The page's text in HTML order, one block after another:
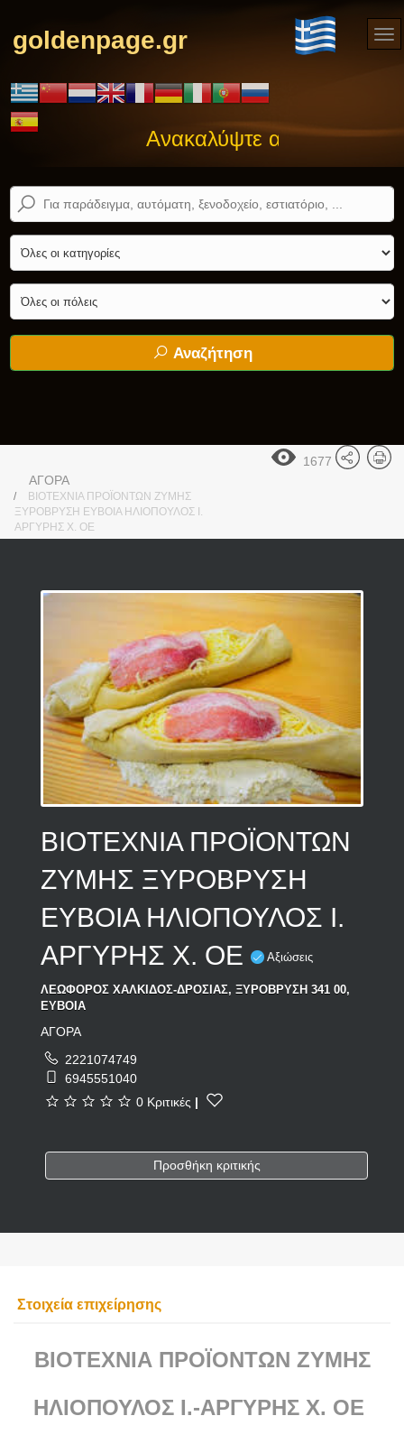
goldenpage.gr
Ανακαλύψτε αυτό που
Αναζήτηση
1677
ΑΓΟΡΑ
ΒΙΟΤΕΧΝΙΑ ΠΡΟΪΟΝΤΩΝ ΖΥΜΗΣ
ΞΥΡΟΒΡΥΣΗ ΕΥΒΟΙΑ ΗΛΙΟΠΟΥΛΟΣ Ι.
ΑΡΓΥΡΗΣ Χ. ΟΕ
ΒΙΟΤΕΧΝΙΑ ΠΡΟΪΟΝΤΩΝ
ΖΥΜΗΣ ΞΥΡΟΒΡΥΣΗ
ΕΥΒΟΙΑ ΗΛΙΟΠΟΥΛΟΣ Ι.
ΑΡΓΥΡΗΣ Χ. ΟΕ
Αξιώσεις
ΛΕΩΦΟΡΟΣ ΧΑΛΚΙΔΟΣ-ΔΡΟΣΙΑΣ, ΞΥΡΟΒΡΥΣΗ 341 00,
ΕΥΒΟΙΑ
ΑΓΟΡΑ
2221074749
6945551040
0 Κριτικές |
Προσθήκη κριτικής
Στοιχεία επιχείρησης
ΒΙΟΤΕΧΝΙΑ ΠΡΟΪΟΝΤΩΝ ΖΥΜΗΣ
ΗΛΙΟΠΟΥΛΟΣ Ι.-ΑΡΓΥΡΗΣ Χ. ΟΕ